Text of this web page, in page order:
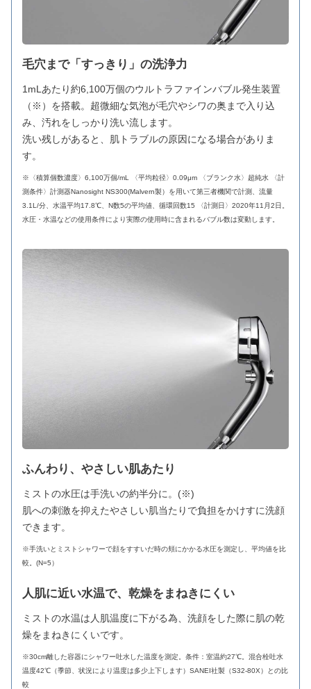
毛穴まで「すっきり」の洗浄力
1mLあたり約6,100万個のウルトラファインバブル発生装置
（※）を搭載。超微細な気泡が毛穴やシワの奥まで入り込
み、汚れをしっかり洗い流します。
洗い残しがあると、肌トラブルの原因になる場合がありま
す。
※〈積算個数濃度〉6,100万個/mL 〈平均粒径〉0.09μm 〈ブランク水〉超純水 〈計
測条件〉計測器Nanosight NS300(Malvern製）を用いて第三者機関で計測、流量
3.1L/分、水温平均17.8℃、N数5の平均値、循環回数15 〈計測日〉2020年11月2日。
水圧・水温などの使用条件により実際の使用時に含まれるバブル数は変動します。
ふんわり、やさしい肌あたり
ミストの水圧は手洗いの約半分に。(※)
肌への刺激を抑えたやさしい肌当たりで負担をかけすに洗顔
できます。
※手洗いとミストシャワーで顔をすすいだ時の頬にかかる水圧を測定し、平均値を比
較。(N=5）
人肌に近い水温で、乾燥をまねきにくい
ミストの水温は人肌温度に下がる為、洗顔をした際に肌の乾
燥をまねきにくいです。
※30cm離した容器にシャワー吐水した温度を測定。条件：室温約27℃。混合栓吐水
温度42℃（季節、状況により温度は多少上下します）SANEI社製（S32-80X）との比
較